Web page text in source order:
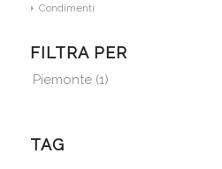
Condimenti
FILTRA PER
Piemonte (1)
TAG